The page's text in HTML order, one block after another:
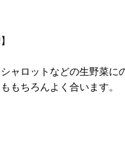
ャロットなどの生野菜に
もちろんよく合います。